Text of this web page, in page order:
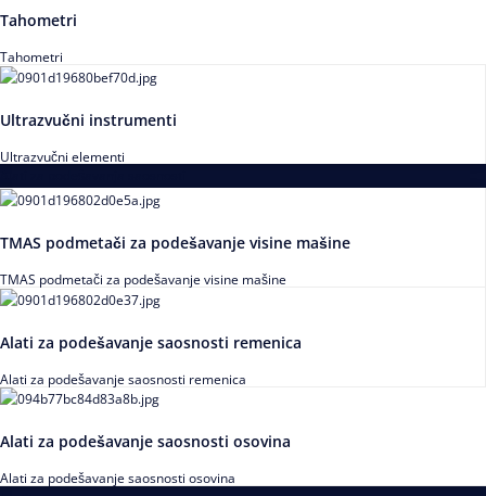
Tahometri
Tahometri
Ultrazvučni instrumenti
Ultrazvučni elementi
TMAS podmetači za podešavanje visine mašine
TMAS podmetači za podešavanje visine mašine
Alati za podešavanje saosnosti remenica
Alati za podešavanje saosnosti remenica
Alati za podešavanje saosnosti osovina
Alati za podešavanje saosnosti osovina